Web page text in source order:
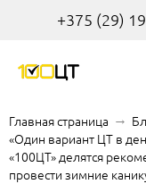
+375 (29)
Главная страница →
«Один вариант ЦТ в
«100ЦТ» делятся
провести зимние